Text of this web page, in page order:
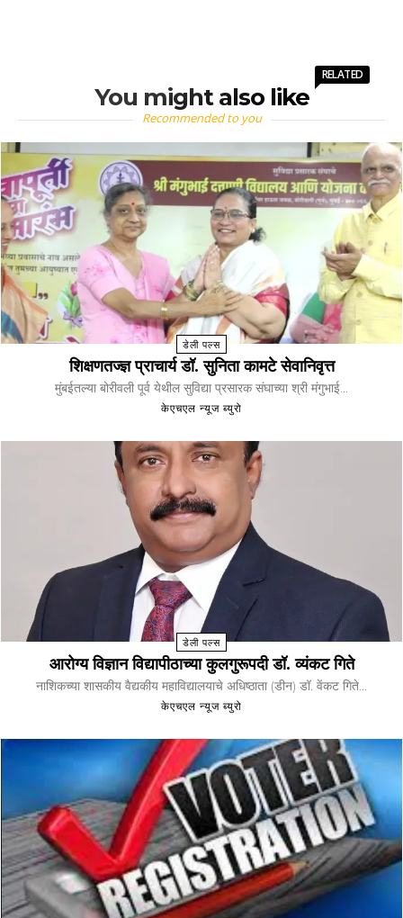
You might also like
RELATED
Recommended to you
डेली पल्स
शिक्षणतज्ज्ञ प्राचार्य डॉ. सुनिता कामटे सेवानिवृत्त
मुंबईतल्या बोरीवली पूर्व येथील सुविद्या प्रसारक संघाच्या श्री मंगुभाई...
केएचएल न्यूज ब्युरो
डेली पल्स
आरोग्य विज्ञान विद्यापीठाच्या कुलगुरूपदी डॉ. व्यंकट गिते
नाशिकच्या शासकीय वैद्यकीय महाविद्यालयाचे अधिष्ठाता (डीन) डॉ. वेंकट गिते...
केएचएल न्यूज ब्युरो